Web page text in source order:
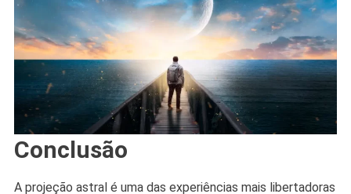
Conclusão
A projeção astral é uma das experiências mais libertadoras